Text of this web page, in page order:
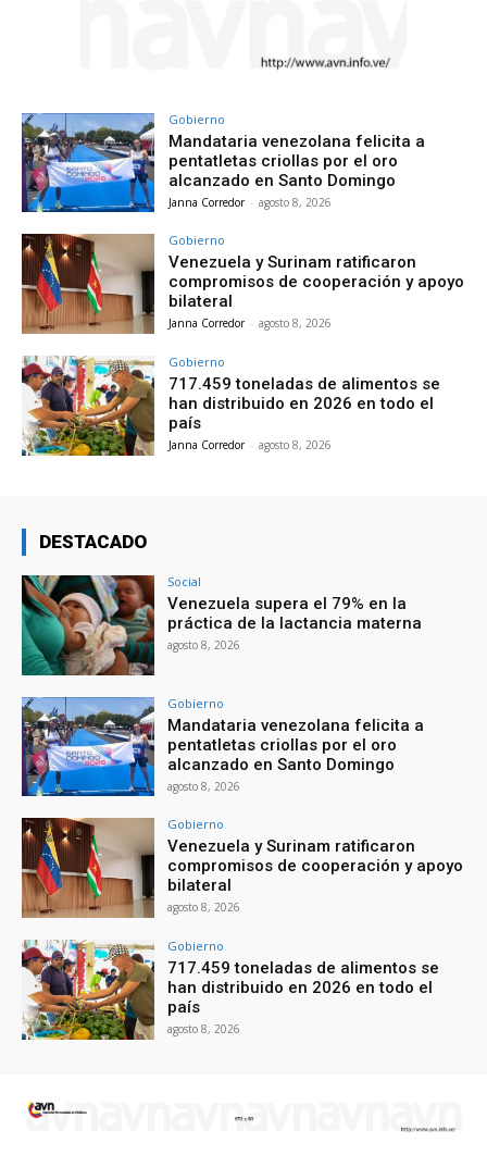
Gobierno
Mandataria venezolana felicita a
pentatletas criollas por el oro
alcanzado en Santo Domingo
Janna Corredor - agosto 8, 2026
Gobierno
Venezuela y Surinam ratificaron
compromisos de cooperación y apoyo
bilateral
Janna Corredor - agosto 8, 2026
Gobierno
717.459 toneladas de alimentos se
han distribuido en 2026 en todo el
país
Janna Corredor - agosto 8, 2026
DESTACADO
Social
Venezuela supera el 79% en la
práctica de la lactancia materna
agosto 8, 2026
Gobierno
Mandataria venezolana felicita a
pentatletas criollas por el oro
alcanzado en Santo Domingo
agosto 8, 2026
Gobierno
Venezuela y Surinam ratificaron
compromisos de cooperación y apoyo
bilateral
agosto 8, 2026
Gobierno
717.459 toneladas de alimentos se
han distribuido en 2026 en todo el
país
agosto 8, 2026